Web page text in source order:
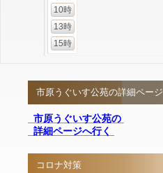
10時
13時
15時
市原うぐいす公苑の詳細ページ
市原うぐいす公苑の
詳細ページへ行く
コロナ対策